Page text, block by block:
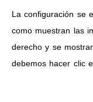
La configuración se
como muestran las
derecho y se
debemos hacer clic